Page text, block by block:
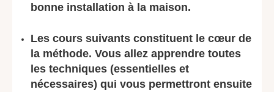
bonne installation à la maison.
Les cours suivants constituent le cœur de
la méthode. Vous allez apprendre toutes
les techniques (essentielles et
nécessaires) qui vous permettront ensuite